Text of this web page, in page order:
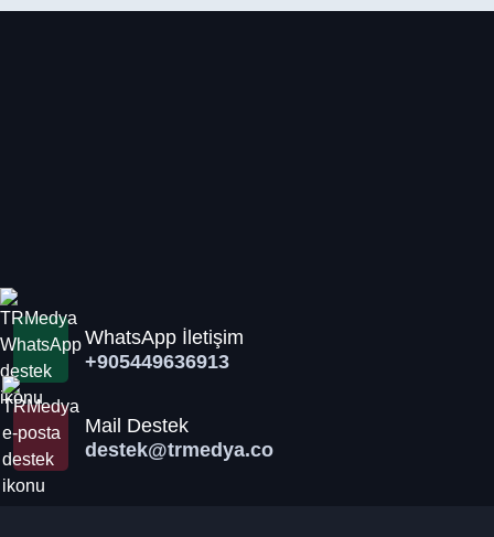
WhatsApp İletişim
+905449636913
Mail Destek
destek@trmedya.co